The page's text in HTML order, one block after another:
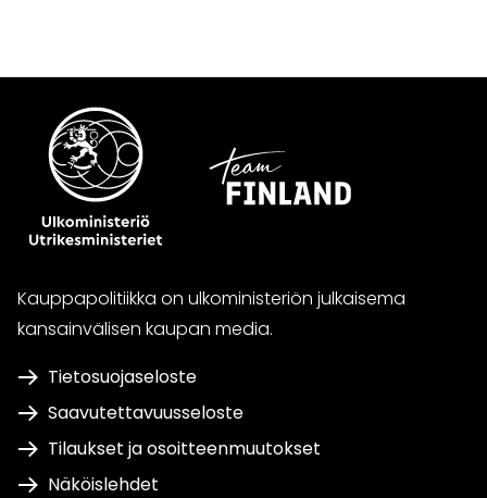
Kauppapolitiikka on ulkoministeriön julkaisema
kansainvälisen kaupan media.
Tietosuojaseloste
Saavutettavuusseloste
Tilaukset ja osoitteenmuutokset
Näköislehdet